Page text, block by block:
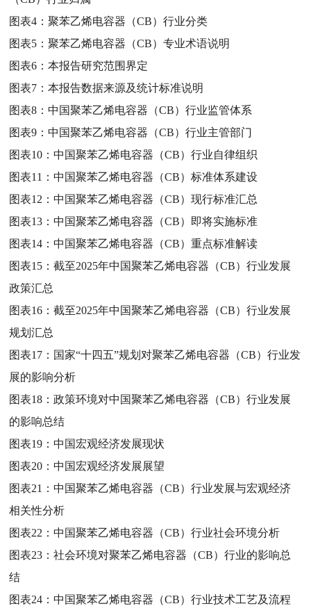
图表4：聚苯乙烯电容器（CB）行业分类
图表5：聚苯乙烯电容器（CB）专业术语说明
图表6：本报告研究范围界定
图表7：本报告数据来源及统计标准说明
图表8：中国聚苯乙烯电容器（CB）行业监管体系
图表9：中国聚苯乙烯电容器（CB）行业主管部门
图表10：中国聚苯乙烯电容器（CB）行业自律组织
图表11：中国聚苯乙烯电容器（CB）标准体系建设
图表12：中国聚苯乙烯电容器（CB）现行标准汇总
图表13：中国聚苯乙烯电容器（CB）即将实施标准
图表14：中国聚苯乙烯电容器（CB）重点标准解读
图表15：截至2025年中国聚苯乙烯电容器（CB）行业发展
政策汇总
图表16：截至2025年中国聚苯乙烯电容器（CB）行业发展
规划汇总
图表17： 国家“十四五”规划对聚苯乙烯电容器（CB）行业发
展的影响分析
图表18：政策环境对中国聚苯乙烯电容器（CB）行业发展
的影响总结
图表19：中国宏观经济发展现状
图表20：中国宏观经济发展展望
图表21：中国聚苯乙烯电容器（CB）行业发展与宏观经济
相关性分析
图表22：中国聚苯乙烯电容器（CB）行业社会环境分析
图表23：社会环境对聚苯乙烯电容器（CB）行业的影响总
结
图表24：中国聚苯乙烯电容器（CB）行业技术工艺及流程